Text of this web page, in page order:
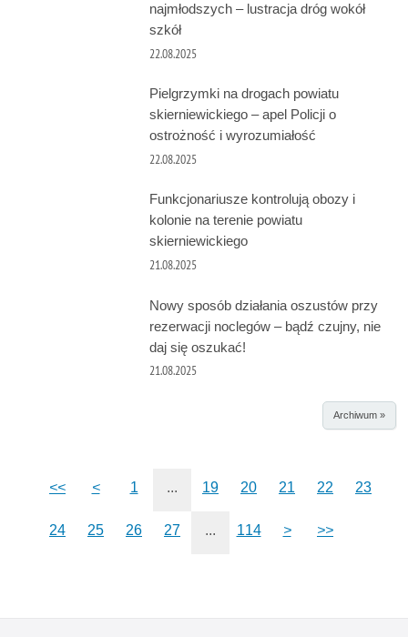
najmłodszych – lustracja dróg wokół
szkół
22.08.2025
Pielgrzymki na drogach powiatu
skierniewickiego – apel Policji o
ostrożność i wyrozumiałość
22.08.2025
Funkcjonariusze kontrolują obozy i
kolonie na terenie powiatu
skierniewickiego
21.08.2025
Nowy sposób działania oszustów przy
rezerwacji noclegów – bądź czujny, nie
daj się oszukać!
21.08.2025
Archiwum »
<< < 1 ... 19 20 21 22 23
24 25 26 27 ... 114 > >>